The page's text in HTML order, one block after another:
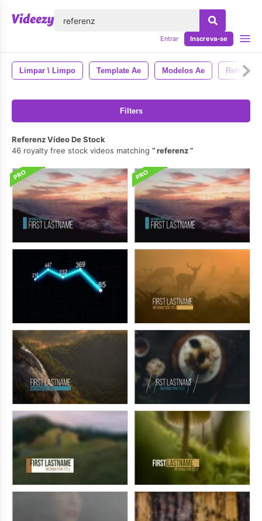
Entrar Inscreva-se
Limpar \ Limpo Template Ae Modelos Ae
Filters
Referenz Vídeo De Stock
46 royalty free stock videos matching
referenz